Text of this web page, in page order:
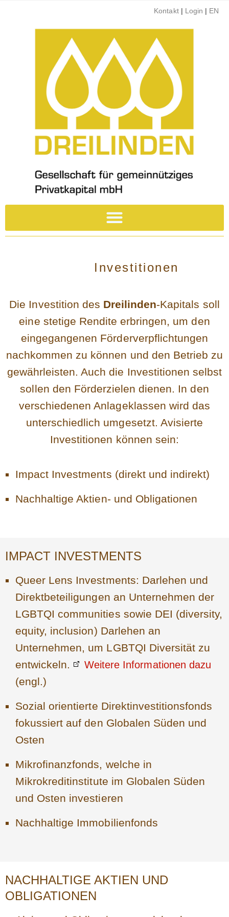
Kontakt| Login | EN
Investitionen
Die Investition des Dreilinden-Kapitals soll
eine stetige Rendite erbringen, um den
eingegangenen Förderverpflichtungen
nachkommen zu können und den Betrieb zu
gewährleisten. Auch die Investitionen selbst
sollen den Förderzielen dienen. In den
verschiedenen Anlageklassen wird das
unterschiedlich umgesetzt. Avisierte
Investitionen können sein:
Impact Investments (direkt und indirekt)
Nachhaltige Aktien- und Obligationen
IMPACT INVESTMENTS
Queer Lens Investments: Darlehen und
Direktbeteiligungen an Unternehmen der
LGBTQI communities sowie DEI (diversity,
equity, inclusion) Darlehen an
Unternehmen, um LGBTQI Diversität zu
entwickeln.
Weitere Informationen dazu
(engl.)
Sozial orientierte Direktinvestitionsfonds
fokussiert auf den Globalen Süden und
Osten
Mikrofinanzfonds, welche in
Mikrokreditinstitute im Globalen Süden
und Osten investieren
Nachhaltige Immobilienfonds
NACHHALTIGE AKTIEN UND
OBLIGATIONEN